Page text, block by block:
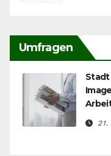
Umfragen
Stadt